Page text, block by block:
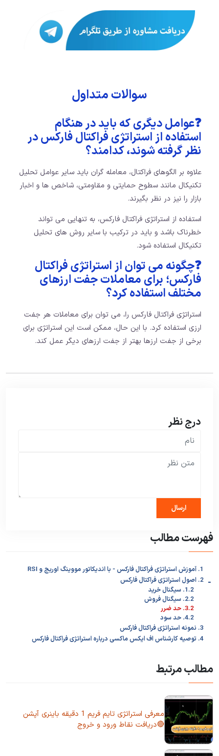
سوالات متداول
❓عوامل دیگری که باید در هنگام
استفاده از استراتژی فراکتال فارکس در
نظر گرفته شوند، کدامند؟
علاوه بر الگوهای فراکتال، معامله گران باید سایر عوامل تحلیل
تکنیکال مانند سطوح حمایتی و مقاومتی، شاخص ها و اخبار
بازار را نیز در نظر بگیرند.
استفاده از استراتژی فراکتال فارکس، به تنهایی می تواند
خطرناک باشد و باید در ترکیب با سایر روش های تحلیل
تکنیکال استفاده شود.
❓چگونه می توان از استراتژی فراکتال
فارکس؛ برای معاملات جفت ارزهای
مختلف استفاده کرد؟
استراتژی فراکتال فارکس را، می توان برای معاملات هر جفت
ارزی استفاده کرد. با این حال، ممکن است این استراتژی برای
برخی از جفت ارزها بهتر از جفت ارزهای دیگر عمل کند.
درج نظر
فهرست مطالب
1. آموزش استراتژی فراکتال فارکس - با اندیکاتور مووینگ اوریج و RSI
2. اصول استراتژی فراکتال فارکس -
1.2. سیگنال خرید
2.2. سیگنال فروش
3.2. حد ضرر
4.2. حد سود
3. نمونه استراتژی فراکتال فارکس
4. توصیه کارشناس اف ایکس ماکسی درباره استراتژی فراکتال فارکس
مطالب مرتبط
معرفی استراتژی تایم فریم 1 دقیقه باینری آپشن
🔴دریافت نقاط ورود و خروج